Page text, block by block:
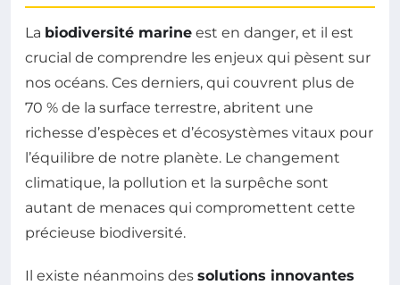
La biodiversité marine est en danger, et il est
crucial de comprendre les enjeux qui pèsent sur
nos océans. Ces derniers, qui couvrent plus de
70 % de la surface terrestre, abritent une
richesse d’espèces et d’écosystèmes vitaux pour
l’équilibre de notre planète. Le changement
climatique, la pollution et la surpêche sont
autant de menaces qui compromettent cette
précieuse biodiversité.
Il existe néanmoins des solutions innovantes